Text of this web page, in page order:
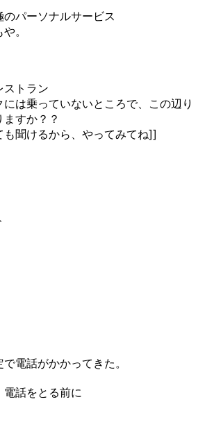
パーソナルサービス
。
ストラン
は乗っていないところで、この辺り
すか？？
も聞けるから、やってみてね]]
電話がかかってきた。
話をとる前に